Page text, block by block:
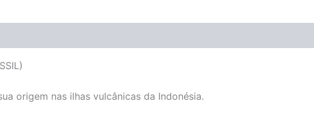
origem nas ilhas vulcânicas da Indonésia.